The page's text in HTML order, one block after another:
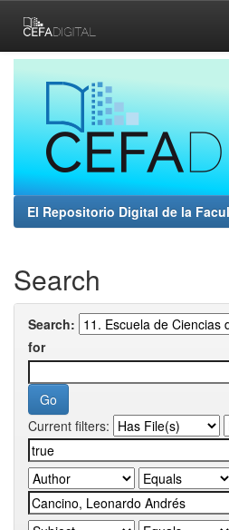
navigation
El Repositorio Digital de la
Search
Search:
for
Current filters: